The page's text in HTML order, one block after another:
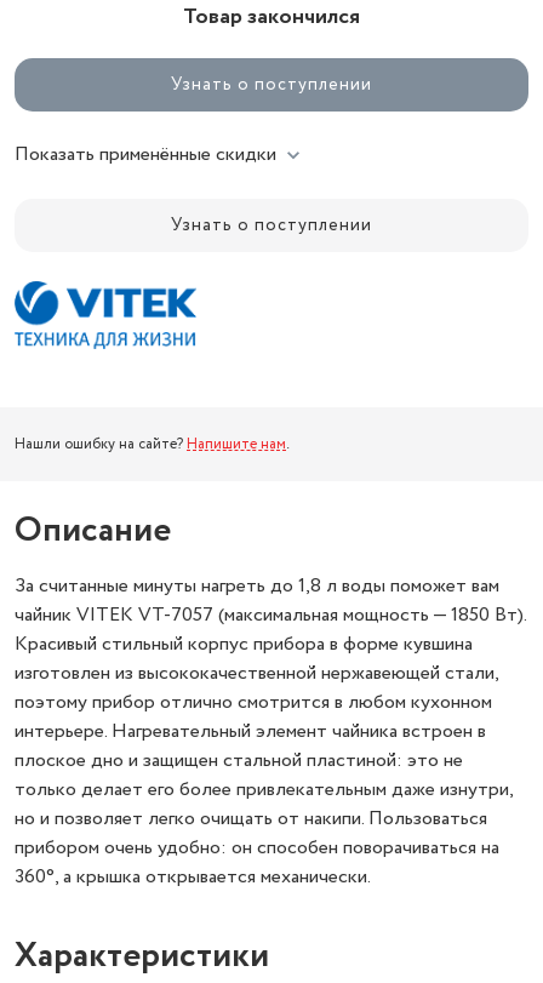
Товар закончился
Узнать о поступлении
Показать применённые скидки
Узнать о поступлении
Нашли ошибку на сайте? Напишите нам.
Описание
За считанные минуты нагреть до 1,8 л воды поможет вам
чайник VITEK VT-7057 (максимальная мощность — 1850 Вт).
Красивый стильный корпус прибора в форме кувшина
изготовлен из высококачественной нержавеющей стали,
поэтому прибор отлично смотрится в любом кухонном
интерьере. Нагревательный элемент чайника встроен в
плоское дно и защищен стальной пластиной: это не
только делает его более привлекательным даже изнутри,
но и позволяет легко очищать от накипи. Пользоваться
прибором очень удобно: он способен поворачиваться на
360°, а крышка открывается механически.
Характеристики